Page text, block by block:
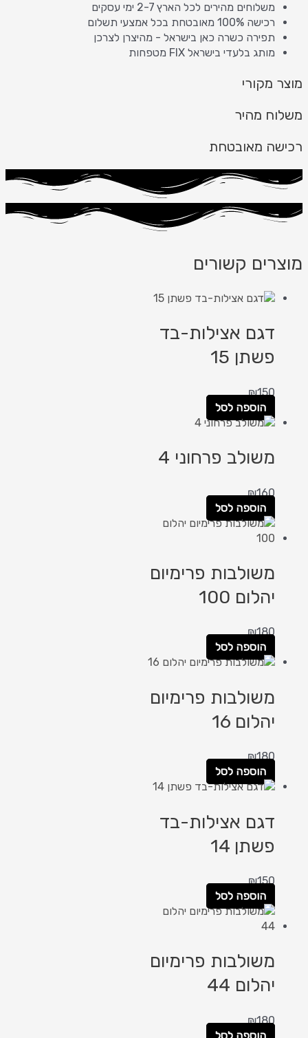
משלוחים מהירים לכל הארץ 2-7 ימי עסקים
רכישה 100% מאובטחת בכל אמצעי תשלום
תפירה כשרה כאן בישראל - מהיצרן לצרכן
מותג בלעדי בישראל FIX מטפחות
מוצר מקורי
משלוח מהיר
רכישה מאובטחת
מוצרים קשורים
דגם אצילות-בד
פשתן 15
₪150
הוספה לסל
משולב פרחוני 4
₪160
הוספה לסל
משולבות פרימיום
יהלום 100
₪180
הוספה לסל
משולבות פרימיום
יהלום 16
₪180
הוספה לסל
דגם אצילות-בד
פשתן 14
₪150
הוספה לסל
משולבות פרימיום
יהלום 44
₪180